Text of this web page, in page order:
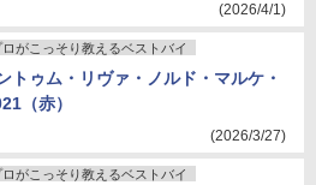
(2026/4/1)
がこっそり教えるベストバイ
トゥム・リヴァ・ノルド・マルケ・
（赤）
(2026/3/27)
がこっそり教えるベストバイ